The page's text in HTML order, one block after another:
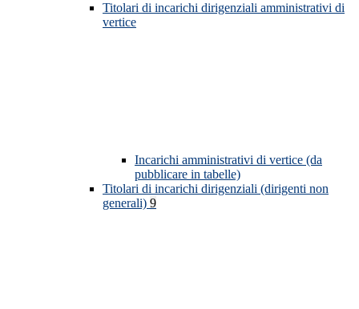
Titolari di incarichi dirigenziali amministrativi di
vertice
Incarichi amministrativi di vertice (da
pubblicare in tabelle)
Titolari di incarichi dirigenziali (dirigenti non
generali) 9